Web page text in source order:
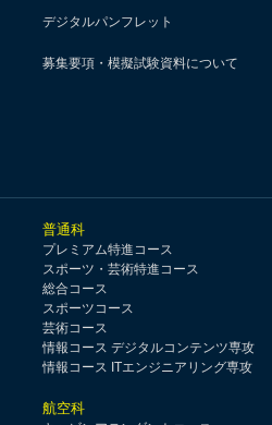
デジタルパンフレット
募集要項・模擬試験資料について
普通科
プレミアム特進コース
スポーツ・芸術特進コース
総合コース
スポーツコース
芸術コース
情報コース デジタルコンテンツ専攻
情報コース ITエンジニアリング専攻
航空科